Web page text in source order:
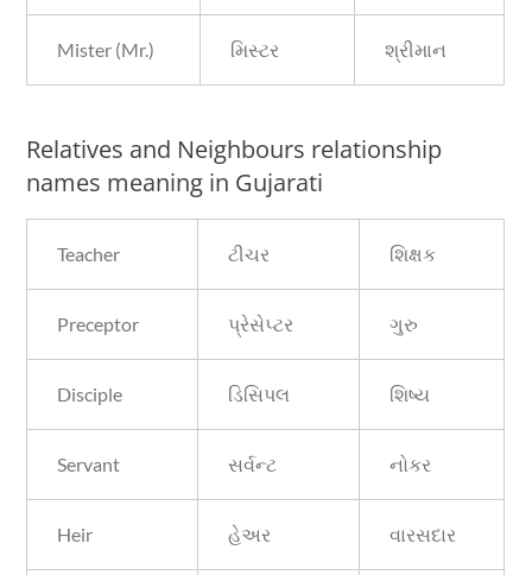
Mister (Mr.) મિસ્ટર શ્રીમાન
Relatives and Neighbours relationship
names meaning in Gujarati
Teacher ટીચર શિક્ષક
Preceptor પ્રેસેપ્ટર ગુરુ
Disciple ડિસિપલ શિષ્ય
Servant સર્વન્ટ નોકર
Heir હેઅર વારસદાર